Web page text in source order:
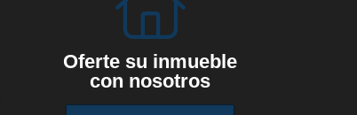
Oferte su inmueble
con nosotros